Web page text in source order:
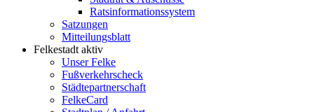
Ratsinformationssystem
Satzungen
Mitteilungsblatt
Felkestadt aktiv
Unser Felke
Fußverkehrscheck
Städtepartnerschaft
FelkeCard